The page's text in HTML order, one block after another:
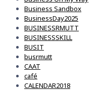
Business Sandbox
BusinessDay2025
BUSINESSRMUTT
BUSINESSSKILL
BUSIT
busrmutt
CAAT
café
CALENDAR2018